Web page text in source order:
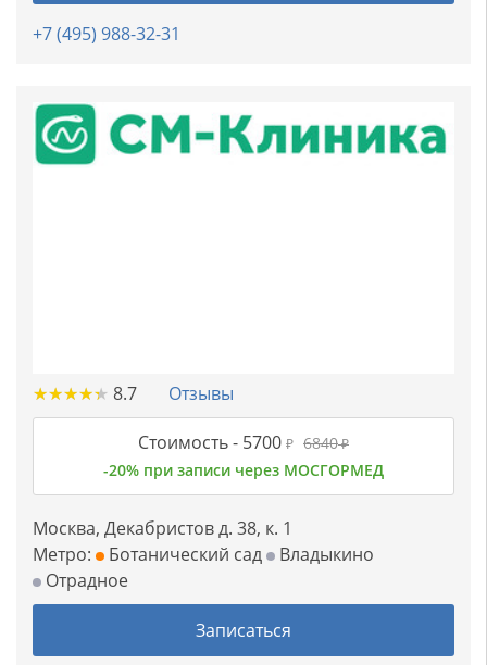
+7 (495) 988-32-31
★★★★★
★★★★★ 8.7 Отзывы
Стоимость - 5700 ₽ 6840₽
-20% при записи через МОСГОРМЕД
Москва, Декабристов д. 38, к. 1
Метро:
Ботанический сад
Владыкино
Отрадное
Записаться